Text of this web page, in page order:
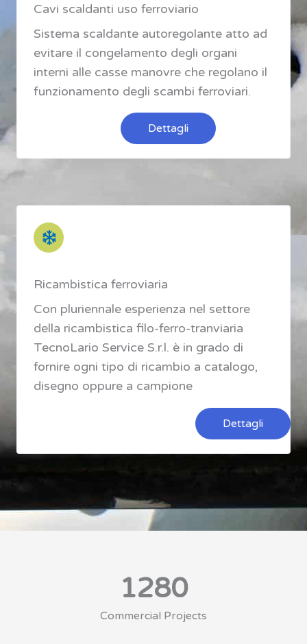
Cavi scaldanti uso ferroviario
Sistema scaldante autoregolante atto ad
evitare il congelamento degli organi
interni alle casse manovre che regolano il
funzionamento degli scambi ferroviari.
Dettagli
Ricambistica ferroviaria
Con pluriennale esperienza nel settore
della ricambistica filo-ferro-tranviaria
TecnoLario Service S.r.l. è in grado di
fornire ogni tipo di ricambio a catalogo,
disegno oppure a campione
Dettagli
1280
Commercial Projects